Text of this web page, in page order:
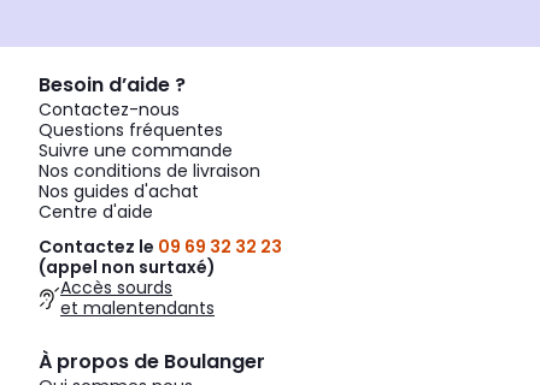
Besoin d’aide ?
Contactez-nous
Questions fréquentes
Suivre une commande
Nos conditions de livraison
Nos guides d'achat
Centre d'aide
Contactez le 09 69 32 32 23
(appel non surtaxé)
Accès sourds
et malentendants
À propos de Boulanger